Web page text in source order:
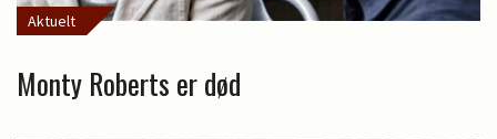
Aktuelt
Monty Roberts er død